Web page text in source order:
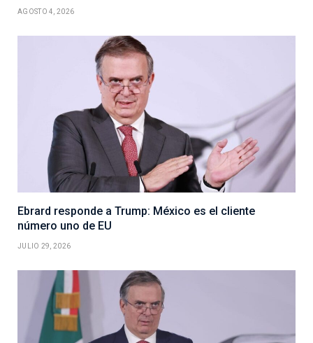
AGOSTO 4, 2026
Ebrard responde a Trump: México es el cliente
número uno de EU
JULIO 29, 2026